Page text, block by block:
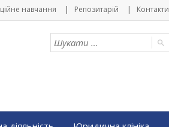
навчання Репозитарій Контакти